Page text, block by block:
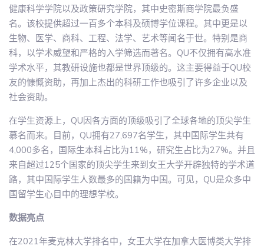
健康科学学院以及政策研究学院，其中史密斯商学院最负盛
名。该校提供超过一百多个本科及硕博学位课程。其中更是以
生物、医学、商科、工程、法学、艺术等闻名于世。特别是商
科，以学术威望和严格的入学筛选而著名。QU不仅拥有高水准
学术水平，其教研设施也都是世界顶级的。这主要得益于QU校
友的慷慨资助，再加上杰出的科研工作也吸引了许多企业以及
社会资助。
在学生资源上，QU因各方面的顶级吸引了全球各地的顶尖学生
慕名而来。目前，QU拥有27,697名学生，其中国际学生共有
4,000多名，国际生本科占比为11%，研究生占比为27%。并且
来自超过125个国家的顶尖学生来到女王大学开辟独特的学术道
路，其中国际学生人数最多的国籍为中国。可见，QU是众多中
国留学生心目中的理想学校。
数据亮点
在2021年麦克林大学排名中，女王大学在加拿大医博类大学排